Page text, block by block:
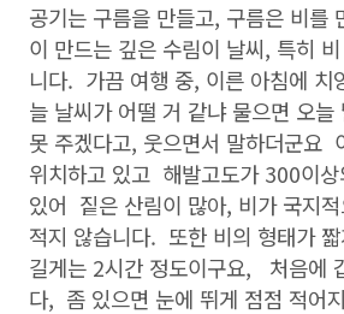
공기는 구름을 만들고, 구름은 비를
이 만드는 깊은 수림이 날씨, 특히
니다. 가끔 여행 중, 이른 아침에 치
늘 날씨가 어떨 거 같냐 물으면 오늘
못 주겠다고, 웃으면서 말하더군요
위치하고 있고 해발고도가 300이
있어 짙은 산림이 많아, 비가 국지
적지 않습니다. 또한 비의 형태가
길게는 2시간 정도이구요, 처음에
다, 좀 있으면 눈에 뛰게 점점 적어